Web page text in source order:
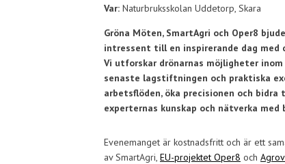
Var: Naturbruksskolan Uddetorp, Skara
Gröna Möten, SmartAgri och Oper8
intressent till en inspirerande dag med
Vi utforskar drönarnas möjligheter
senaste lagstiftningen och praktiska
arbetsflöden, öka precisionen och
experternas kunskap och nätverka med
Evenemanget är kostnadsfritt och är ett
av SmartAgri, EU-projektet Oper8 och